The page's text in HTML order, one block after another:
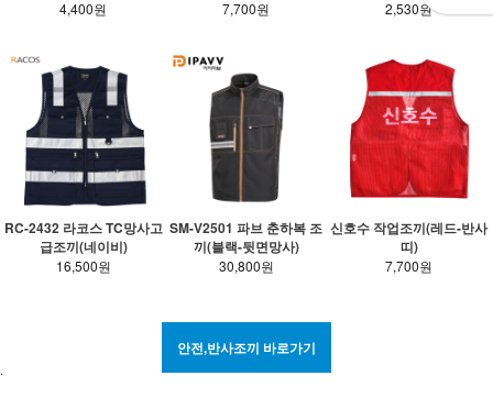
4,400원 7,700원 2,530원
RC-2432 라코스 TC망사고
급조끼(네이비)
16,500원
SM-V2501 파브 춘하복 조
끼(블랙-뒷면망사)
30,800원
신호수 작업조끼(레드-반사
띠)
7,700원
안전,반사조끼 바로가기
.